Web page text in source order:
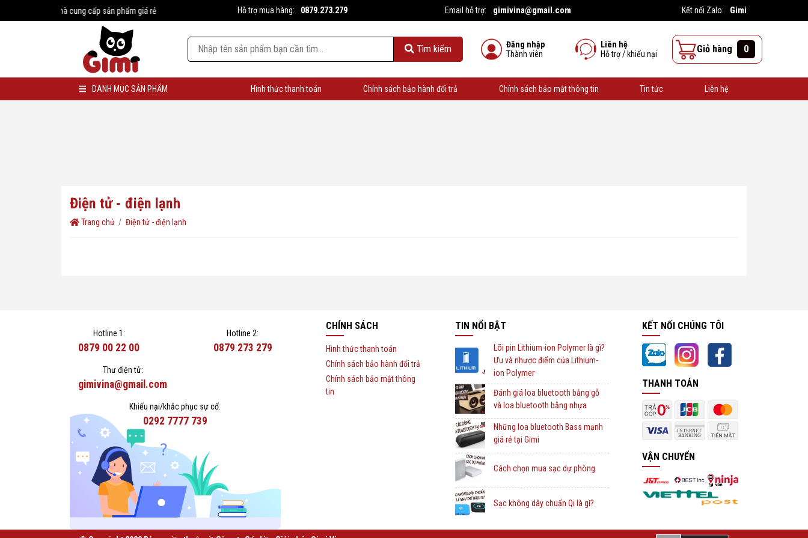
Điện tử - điện lạnh
Trang chủ Điện tử - điện lạnh
#1 Nhà cung cấp sản phẩm giá rẻ Hỗ trợ mua hàng: 0879.273.279 Email hỗ trợ: gimivina@gmail.com Kết nối Zalo: Gimi
Tìm kiếm
Đăng nhập
Thành viên
Liên hệ
Hỗ trợ / khiếu nại
Giỏ hàng 0
DANH MỤC SẢN PHẨM Hình thức thanh toán Chính sách bảo hành đổi trả Chính sách bảo mật thông tin Tin tức Liên hệ
Hotline 1:
0879 00 22 00
Hotline 2:
0879 273 279
Thư điện tử:
gimivina@gmail.com
Khiếu nại/khắc phục sự cố:
0292 7777 739
CHÍNH SÁCH
Hình thức thanh toán
Chính sách bảo hành đổi trả
Chính sách bảo mật thông
tin
TIN NỔI BẬT
Lõi pin Lithium-ion Polymer là gì?
Ưu và nhược điểm của Lithium-
ion Polymer
Đánh giá loa bluetooth bằng gỗ
và loa bluetooth bằng nhựa
Những loa bluetooth Bass mạnh
giá rẻ tại Gimi
Cách chọn mua sạc dự phòng
Sạc không dây chuẩn Qi là gì?
KẾT NỐI CHÚNG TÔI
THANH TOÁN
VẬN CHUYỂN